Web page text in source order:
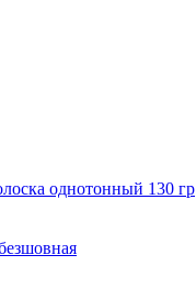
однотонный 130 гр